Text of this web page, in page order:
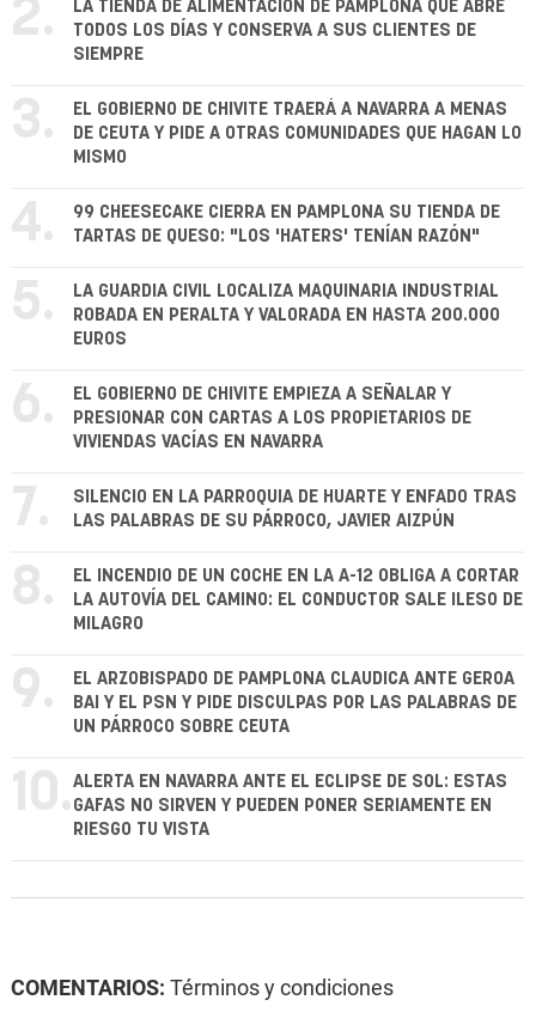
2.
LA TIENDA DE ALIMENTACIÓN DE PAMPLONA QUE ABRE
TODOS LOS DÍAS Y CONSERVA A SUS CLIENTES DE
SIEMPRE
3.
EL GOBIERNO DE CHIVITE TRAERÁ A NAVARRA A MENAS
DE CEUTA Y PIDE A OTRAS COMUNIDADES QUE HAGAN LO
MISMO
4.
99 CHEESECAKE CIERRA EN PAMPLONA SU TIENDA DE
TARTAS DE QUESO: "LOS 'HATERS' TENÍAN RAZÓN"
5.
LA GUARDIA CIVIL LOCALIZA MAQUINARIA INDUSTRIAL
ROBADA EN PERALTA Y VALORADA EN HASTA 200.000
EUROS
6.
EL GOBIERNO DE CHIVITE EMPIEZA A SEÑALAR Y
PRESIONAR CON CARTAS A LOS PROPIETARIOS DE
VIVIENDAS VACÍAS EN NAVARRA
7.
SILENCIO EN LA PARROQUIA DE HUARTE Y ENFADO TRAS
LAS PALABRAS DE SU PÁRROCO, JAVIER AIZPÚN
8.
EL INCENDIO DE UN COCHE EN LA A-12 OBLIGA A CORTAR
LA AUTOVÍA DEL CAMINO: EL CONDUCTOR SALE ILESO DE
MILAGRO
9.
EL ARZOBISPADO DE PAMPLONA CLAUDICA ANTE GEROA
BAI Y EL PSN Y PIDE DISCULPAS POR LAS PALABRAS DE
UN PÁRROCO SOBRE CEUTA
10.ALERTA EN NAVARRA ANTE EL ECLIPSE DE SOL: ESTAS
GAFAS NO SIRVEN Y PUEDEN PONER SERIAMENTE EN
RIESGO TU VISTA
COMENTARIOS: Términos y condiciones